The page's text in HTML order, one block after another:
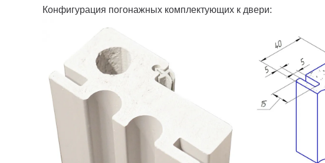
Конфигурация погонажных комплектующих к двери: